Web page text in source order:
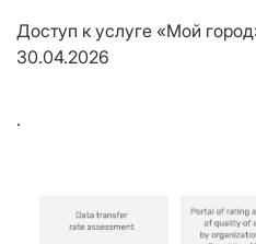
Доступ к услуге «Мой
30.04.2026
.